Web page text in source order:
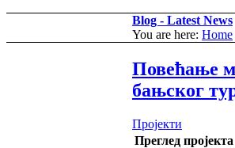
Blog - Latest News
You are here: Home
Повећање
бањског
Пројекти
Преглед пројекта